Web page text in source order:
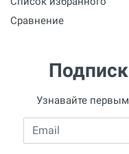
Сравнение
Узнавайте
Email